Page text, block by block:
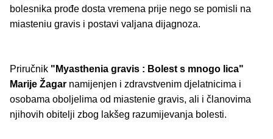
bolesnika prođe dosta vremena prije nego se pomisli na
miasteniu gravis i postavi valjana dijagnoza.
Priručnik "Myasthenia gravis : Bolest s mnogo lica"
Marije Žagar namijenjen i zdravstvenim djelatnicima i
osobama oboljelima od miastenie gravis, ali i članovima
njihovih obitelji zbog lakšeg razumijevanja bolesti.